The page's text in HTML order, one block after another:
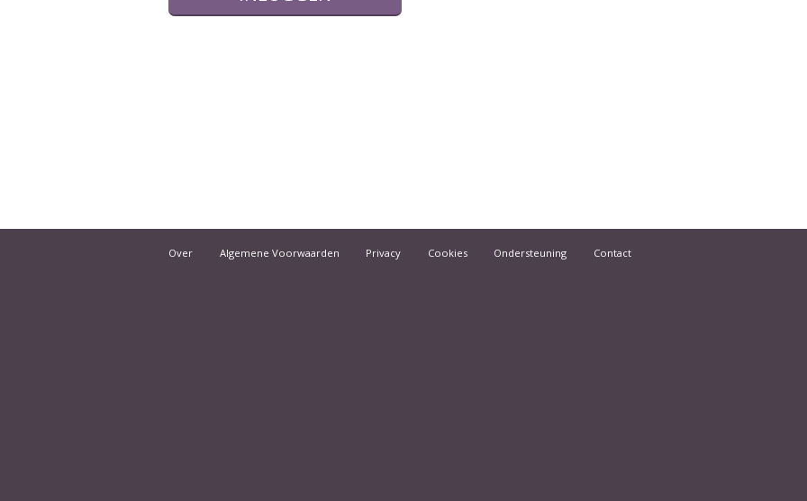
Over Algemene Voorwaarden Privacy Cookies Ondersteuning Contact